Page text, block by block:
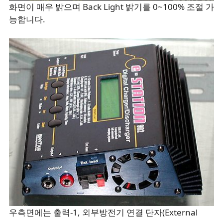
화면이 매우 밝으며 Back Light 밝기를 0~100% 조절 가
능합니다.
우측면에는 출력-1, 외부방전기 연결 단자(External